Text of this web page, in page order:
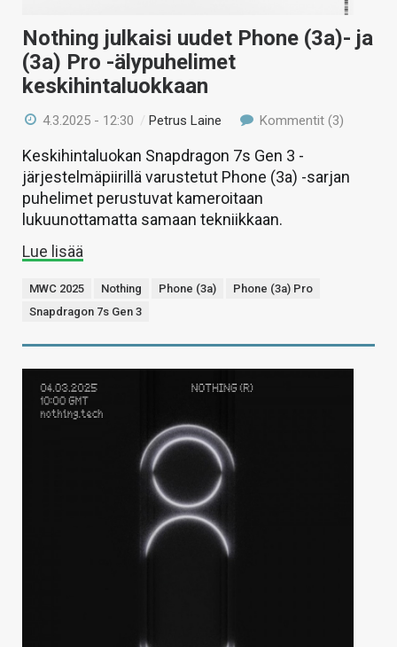
Nothing julkaisi uudet Phone (3a)- ja
(3a) Pro -älypuhelimet
keskihintaluokkaan
4.3.2025 - 12:30 / Petrus Laine Kommentit (3)
Keskihintaluokan Snapdragon 7s Gen 3 -
järjestelmäpiirillä varustetut Phone (3a) -sarjan
puhelimet perustuvat kameroitaan
lukuunottamatta samaan tekniikkaan.
Lue lisää
MWC 2025 Nothing Phone (3a)
Phone (3a) Pro
Snapdragon 7s Gen 3